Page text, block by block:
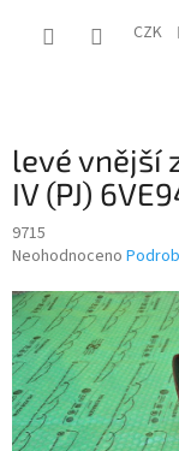
CZK
levé vnější
IV (PJ)
9715
Průměrné
produktu
je
0,0
z
5
hvězdiček.
Neohodnoceno